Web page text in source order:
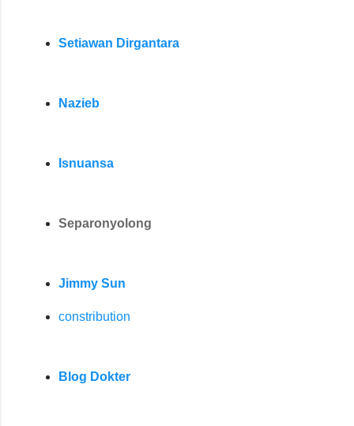
Setiawan Dirgantara
Nazieb
Isnuansa
Separonyolong
Jimmy Sun
constribution
Blog Dokter